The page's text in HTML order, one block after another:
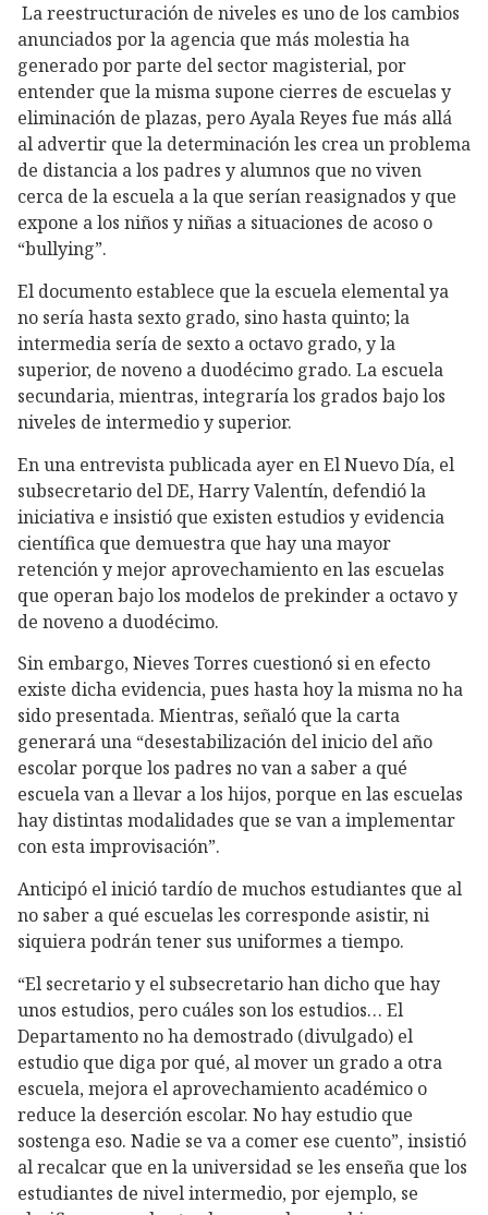
La reestructuración de niveles es uno de los cambios
anunciados por la agencia que más molestia ha
generado por parte del sector magisterial, por
entender que la misma supone cierres de escuelas y
eliminación de plazas, pero Ayala Reyes fue más allá
al advertir que la determinación les crea un problema
de distancia a los padres y alumnos que no viven
cerca de la escuela a la que serían reasignados y que
expone a los niños y niñas a situaciones de acoso o
“bullying”.
El documento establece que la escuela elemental ya
no sería hasta sexto grado, sino hasta quinto; la
intermedia sería de sexto a octavo grado, y la
superior, de noveno a duodécimo grado. La escuela
secundaria, mientras, integraría los grados bajo los
niveles de intermedio y superior.
En una entrevista publicada ayer en El Nuevo Día, el
subsecretario del DE, Harry Valentín, defendió la
iniciativa e insistió que existen estudios y evidencia
científica que demuestra que hay una mayor
retención y mejor aprovechamiento en las escuelas
que operan bajo los modelos de prekinder a octavo y
de noveno a duodécimo.
Sin embargo, Nieves Torres cuestionó si en efecto
existe dicha evidencia, pues hasta hoy la misma no ha
sido presentada. Mientras, señaló que la carta
generará una “desestabilización del inicio del año
escolar porque los padres no van a saber a qué
escuela van a llevar a los hijos, porque en las escuelas
hay distintas modalidades que se van a implementar
con esta improvisación”.
Anticipó el inició tardío de muchos estudiantes que al
no saber a qué escuelas les corresponde asistir, ni
siquiera podrán tener sus uniformes a tiempo.
“El secretario y el subsecretario han dicho que hay
unos estudios, pero cuáles son los estudios… El
Departamento no ha demostrado (divulgado) el
estudio que diga por qué, al mover un grado a otra
escuela, mejora el aprovechamiento académico o
reduce la deserción escolar. No hay estudio que
sostenga eso. Nadie se va a comer ese cuento”, insistió
al recalcar que en la universidad se les enseña que los
estudiantes de nivel intermedio, por ejemplo, se